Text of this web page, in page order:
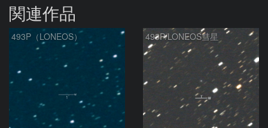
関連作品
493P（LONEOS） 493P/LONEOS彗星